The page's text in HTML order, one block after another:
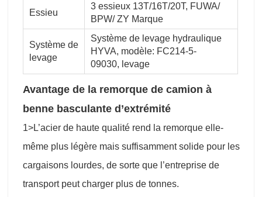
Essieu
3 essieux 13T/16T/20T, FUWA/
BPW/ ZY Marque
Système de
levage
Système de levage hydraulique
HYVA, modèle: FC214-5-
09030, levage
Avantage de la remorque de camion à
benne basculante d’extrémité
1>L’acier de haute qualité rend la remorque elle-
même plus légère mais suffisamment solide pour les
cargaisons lourdes, de sorte que l’entreprise de
transport peut charger plus de tonnes.